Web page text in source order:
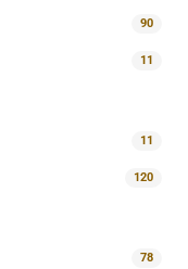
90
11
11
120
78